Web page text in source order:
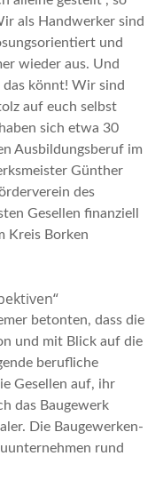
als Handwerker sind
und
wieder aus. Und
das könnt! Wir sind
auf euch selbst
sich etwa 30
Ausbildungsberuf im
Günther
des
Gesellen finanziell
Kreis Borken
betonten, dass die
und mit Blick auf die
berufliche
Gesellen auf, ihr
das Baugewerk
Die Baugewerken-
rund